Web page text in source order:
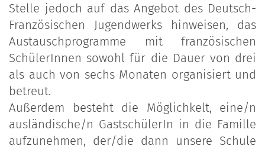
Stelle jedoch auf das Angebot des Deutsch-
Französischen Jugendwerks hinweisen, das
Austauschprogramme mit französischen
SchülerInnen sowohl für die Dauer von drei
als auch von sechs Monaten organisiert und
betreut.
Außerdem besteht die Möglichkelt, eine/n
ausländische/n GastschülerIn in die Famille
aufzunehmen, der/die dann unsere Schule